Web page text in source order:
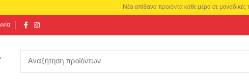
Νέα απίθανα προιόντα κάθε μέρα σε μοναδικές